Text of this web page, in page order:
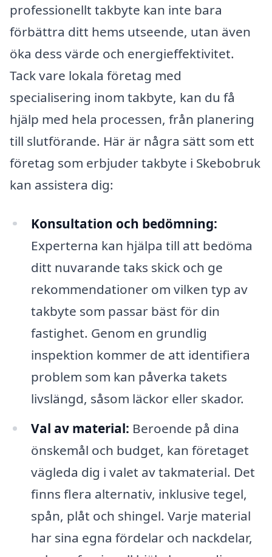
professionellt takbyte kan inte bara
förbättra ditt hems utseende, utan även
öka dess värde och energieffektivitet.
Tack vare lokala företag med
specialisering inom takbyte, kan du få
hjälp med hela processen, från planering
till slutförande. Här är några sätt som ett
företag som erbjuder takbyte i Skebobruk
kan assistera dig:
Konsultation och bedömning:
Experterna kan hjälpa till att bedöma
ditt nuvarande taks skick och ge
rekommendationer om vilken typ av
takbyte som passar bäst för din
fastighet. Genom en grundlig
inspektion kommer de att identifiera
problem som kan påverka takets
livslängd, såsom läckor eller skador.
Val av material: Beroende på dina
önskemål och budget, kan företaget
vägleda dig i valet av takmaterial. Det
finns flera alternativ, inklusive tegel,
spån, plåt och shingel. Varje material
har sina egna fördelar och nackdelar,